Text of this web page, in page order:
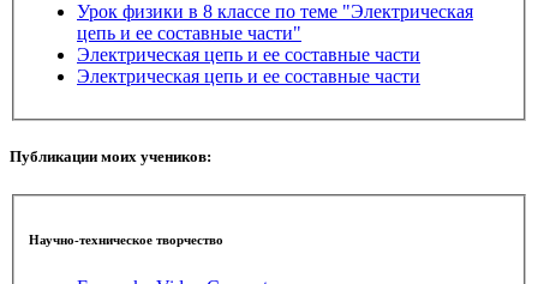
Урок физики в 8 классе по теме "Электрическая
цепь и ее составные части"
Электрическая цепь и ее составные части
Электрическая цепь и ее составные части
Публикации моих учеников:
Научно-техническое творчество